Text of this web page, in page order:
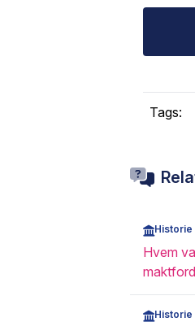
Tags:
Historie
Hvem
Historie